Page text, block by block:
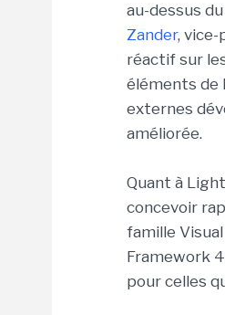
au-dessus
Zander,
réactif sur
éléments de
externes
améliorée.
Quant à
concevoir
famille
Framework
pour celles